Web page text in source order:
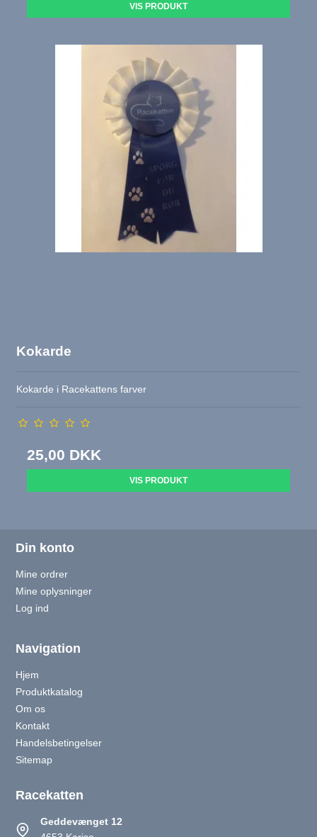
VIS PRODUKT
Kokarde
Kokarde i Racekattens farver
25,00 DKK
VIS PRODUKT
Din konto
Mine ordrer
Mine oplysninger
Log ind
Navigation
Hjem
Produktkatalog
Om os
Kontakt
Handelsbetingelser
Sitemap
Racekatten
Geddevænget 12